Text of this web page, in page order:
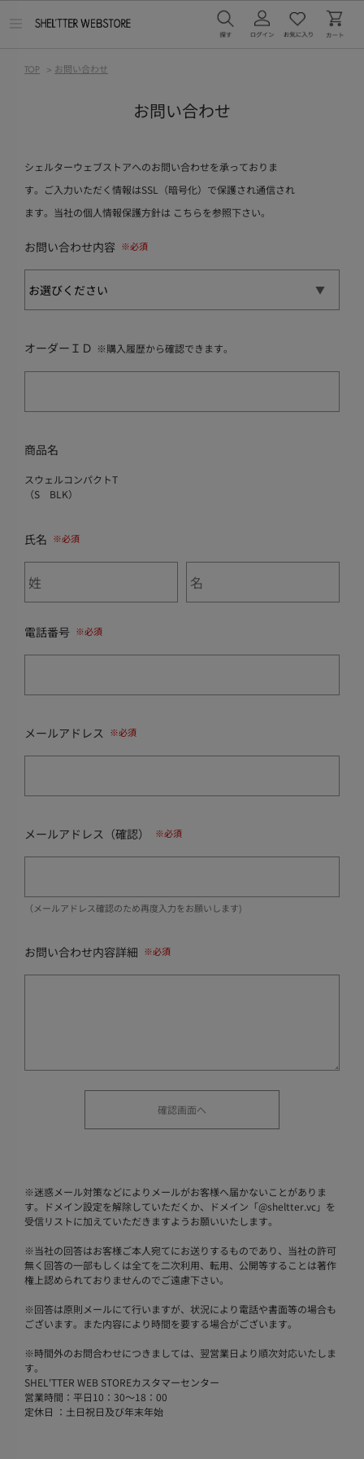
TOP > お問い合わせ
お問い合わせ
シェルターウェブストアへのお問い合わせを承っておりま
す。ご入力いただく情報はSSL（暗号化）で保護され通信され
ます。当社の個人情報保護方針は こちらを参照下さい。
お問い合わせ内容
オーダーＩＤ ※購入履歴から確認できます。
商品名
スウェルコンパクトT
（S BLK）
氏名
電話番号
メールアドレス
メールアドレス（確認）
（メールアドレス確認のため再度入力をお願いします)
お問い合わせ内容詳細
※迷惑メール対策などによりメールがお客様へ届かないことがありま
す。ドメイン設定を解除していただくか、ドメイン「@sheltter.vc」を
受信リストに加えていただきますようお願いいたします。
※当社の回答はお客様ご本人宛てにお送りするものであり、当社の許可
無く回答の一部もしくは全てを二次利用、転用、公開等することは著作
権上認められておりませんのでご遠慮下さい。
※回答は原則メールにて行いますが、状況により電話や書面等の場合も
ございます。また内容により時間を要する場合がございます。
※時間外のお問合わせにつきましては、翌営業日より順次対応いたしま
す。
SHEL'TTER WEB STOREカスタマーセンター
営業時間：平日10：30～18：00
定休日 ：土日祝日及び年末年始